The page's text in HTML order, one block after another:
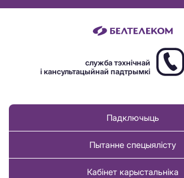
служба тэхнічнай
і кансультацыйнай падтрымкі
Падключыць
Пытанне спецыялісту
Кабінет карыстальніка